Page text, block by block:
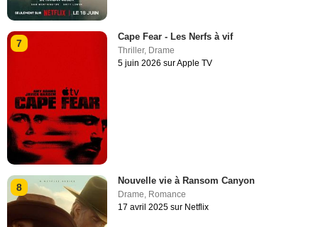
7
Cape Fear - Les Nerfs à vif
Thriller, Drame
5 juin 2026 sur Apple TV
8
Nouvelle vie à Ransom Canyon
Drame, Romance
17 avril 2025 sur Netflix